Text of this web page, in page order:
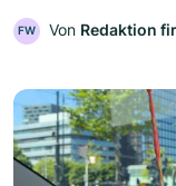
FW Von Redaktion